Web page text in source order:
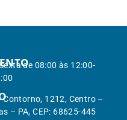
de 08:00 às 12:00-
Contorno, 1212, Centro –
– PA, CEP: 68625-445